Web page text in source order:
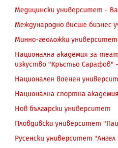
Медицински университет -
Международно висше бизнес
Минно-геоложки
Национална академия за
изкуство "Кръстьо Сарафов"
Национален военен
Национална спортна
Нов български университет
Пловдивски университет
Русенски университет "Ангел